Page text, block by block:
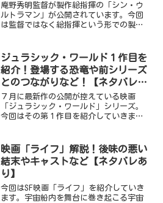
庵野秀明監督が製作総指揮の「シン・ウ
ルトラマン」が公開されています。今回
は監督ではなく総指揮という形での製作
らすじや登場する怪獣たち、原作との違
いなどを紹介していきます...
ジュラシック・ワールド１作目を
紹介！登場する恐竜や前シリーズ
とのつながりなど！【ネタバレあ
り】
７月に最新作の公開が控えている映画
「ジュラシック・ワールド」シリーズ。
今回はその第１作目を紹介していきま
などを解説します！それではいきましょ
ー。※ネタバレを含みます。ご...
映画「ライフ」解説！後味の悪い
結末やキャストなど【ネタバレあ
り】
今回はSF映画「ライフ」を紹介していき
ます。宇宙船内を舞台に巻き起こる宇宙